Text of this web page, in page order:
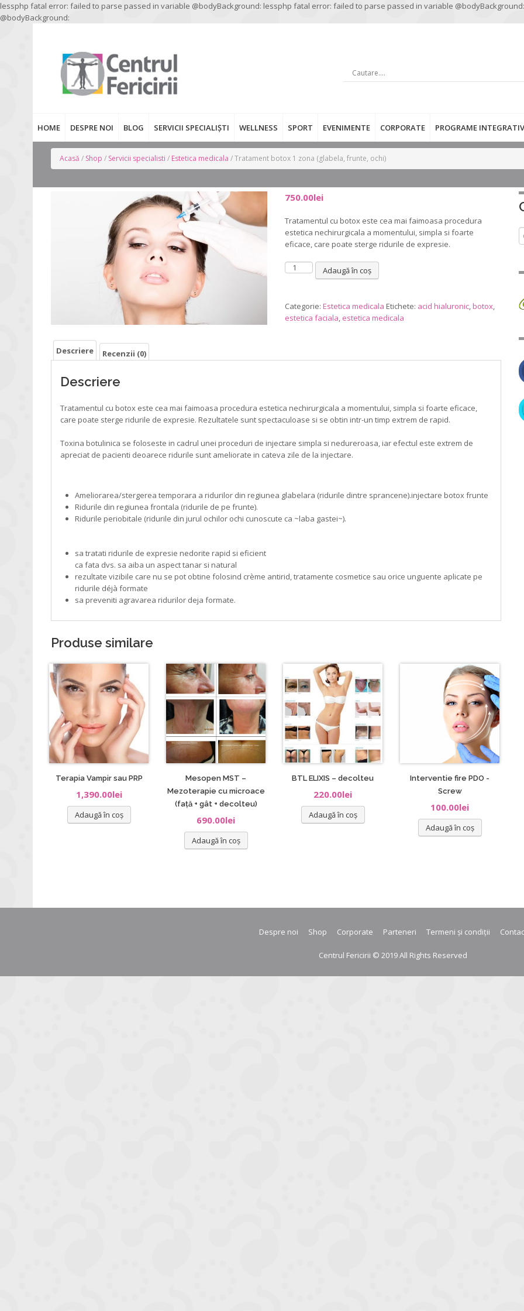
lessphp fatal error: failed to parse passed in variable @bodyBackground: lessphp fatal error: failed to parse passed in variable
@bodyBackground:
HOME DESPRE NOI BLOG SERVICII SPECIALIȘTI WELLNESS SPORT EVENIMENTE CORPORATE PROGRAME
Acasă / Shop / Servicii specialisti / Estetica medicala / Tratament botox 1 zona (glabela, frunte, ochi)
750.00lei
Tratamentul cu botox este cea mai faimoasa procedura
estetica nechirurgicala a momentului, simpla si foarte
eficace, care poate sterge ridurile de expresie.
Cantitate
Tratament
1
zona
Adaugă în coș
Categorie:Estetica medicala Etichete: acid hialuronic ,botox
estetica faciala estetica medicala
Descriere Recenzii (0)
Descriere
Tratamentul cu botox este cea mai faimoasa procedura estetica nechirurgicala a momentului, simpla si foarte eficace,
care poate sterge ridurile de expresie. Rezultatele sunt spectaculoase si se obtin intr-un timp extrem de rapid.
Toxina botulinica se foloseste in cadrul unei proceduri de injectare simpla si nedureroasa, iar efectul este extrem de
apreciat de pacienti deoarece ridurile sunt ameliorate in cateva zile de la injectare.
Ameliorarea/stergerea temporara a ridurilor din regiunea glabelara (ridurile dintre sprancene).injectare botox frunte
Ridurile din regiunea frontala (ridurile de pe frunte).
Ridurile periobitale (ridurile din jurul ochilor ochi cunoscute ca ~laba gastei~).
sa tratati ridurile de expresie nedorite rapid si eficient
ca fata dvs. sa aiba un aspect tanar si natural
rezultate vizibile care nu se pot obtine folosind crème antirid, tratamente cosmetice sau orice unguente aplicate pe
ridurile déjà formate
sa preveniti agravarea ridurilor deja formate.
Produse similare
Terapia Vampir sau PRP
1,390.00lei
Adaugă în coș
Mesopen MST –
Mezoterapie cu microace
(față + gât + decolteu)
690.00lei
Adaugă în coș
BTL ELIXIS – decolteu
220.00lei
Adaugă în coș
Interventie fire PDO -
Screw
100.00lei
Adaugă în coș
Despre noi Shop Corporate Parteneri Termeni și condiții
Centrul Fericirii © 2019 All Rights Reserved